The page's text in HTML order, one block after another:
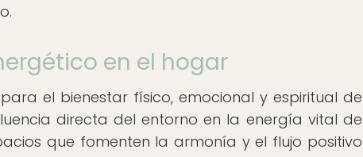
en el hogar
el bienestar físico, emocional y espiritual de
directa del entorno en la energía vital de
que fomenten la armonía y el flujo positivo